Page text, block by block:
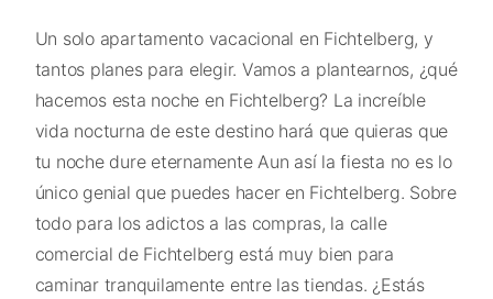
Un solo apartamento vacacional en Fichtelberg, y
tantos planes para elegir. Vamos a plantearnos, ¿qué
hacemos esta noche en Fichtelberg? La increíble
vida nocturna de este destino hará que quieras que
tu noche dure eternamente Aun así la fiesta no es lo
único genial que puedes hacer en Fichtelberg. Sobre
todo para los adictos a las compras, la calle
comercial de Fichtelberg está muy bien para
caminar tranquilamente entre las tiendas. ¿Estás